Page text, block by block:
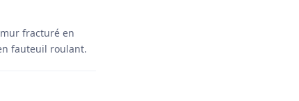
fracturé en
fauteuil roulant.